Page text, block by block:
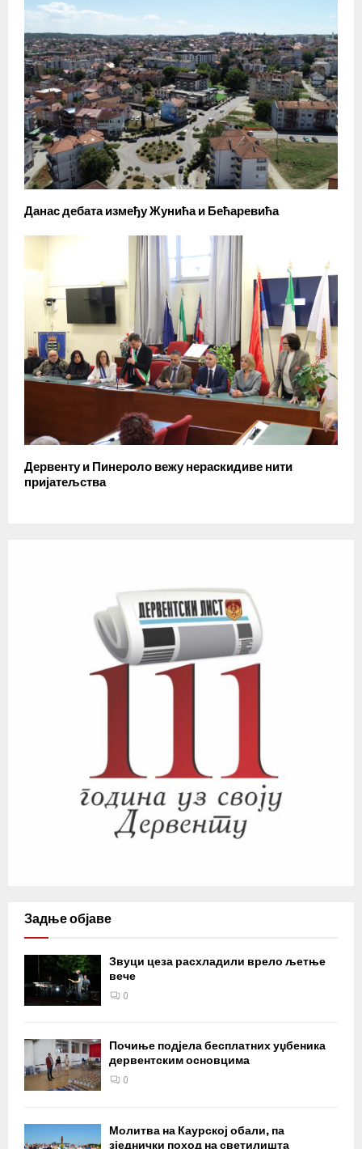
Данас дебата између Жунића и Бећаревића
Дервенту и Пинероло вежу нераскидиве нити
пријатељства
Задње објаве
Звуци цеза расхладили врело љетње
вече
0
Почиње подјела бесплатних уџбеника
дервентским основцима
0
Молитва на Каурској обали, па
зједнички поход на светилишта